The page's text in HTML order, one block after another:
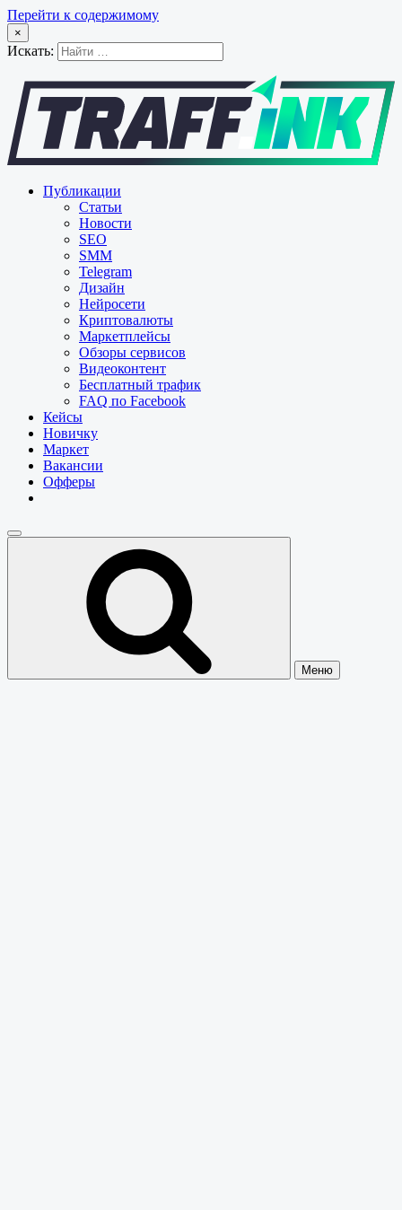
Перейти к содержимому
×
Искать:
Публикации
Статьи
Новости
SEO
SMM
Telegram
Дизайн
Нейросети
Криптовалюты
Маркетплейсы
Обзоры сервисов
Видеоконтент
Бесплатный трафик
FAQ по Facebook
Кейсы
Новичку
Маркет
Вакансии
Офферы
Меню